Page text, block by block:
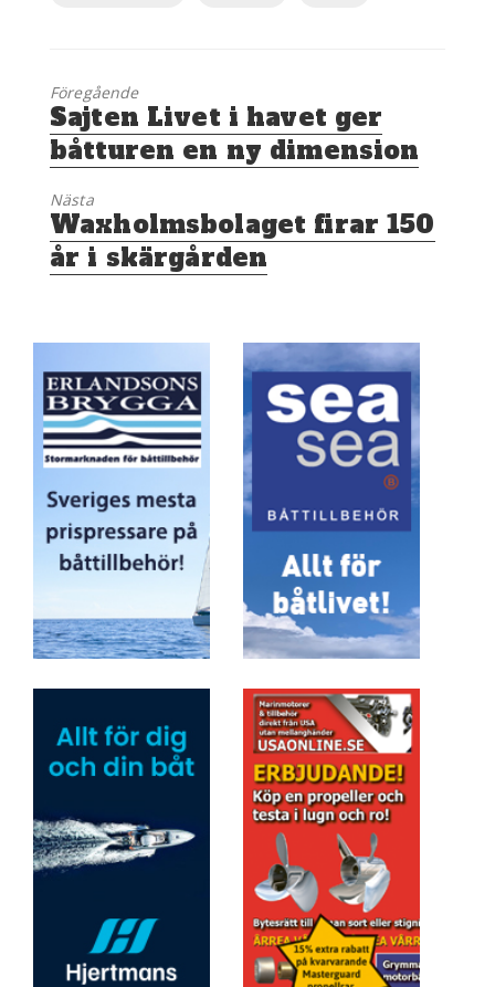
Föregående
Föregående
inlägg:
Sajten Livet i havet ger
båtturen en ny dimension
Nästa
Nästa
inlägg:
Waxholmsbolaget firar 150
år i skärgården